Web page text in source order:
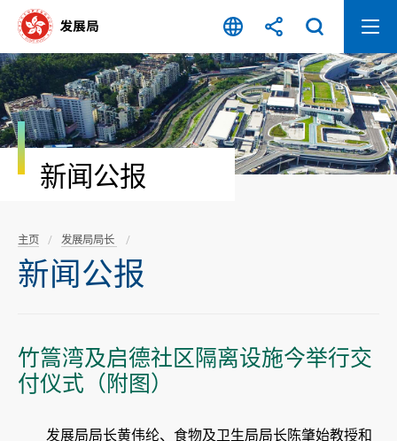
容
开
始
新闻公报
主页 发展局局长
新闻公报
竹篙湾及启德社区隔离设施今举行交
付仪式（附图）
发展局局长黄伟纶、食物及卫生局局长陈肇始教授和